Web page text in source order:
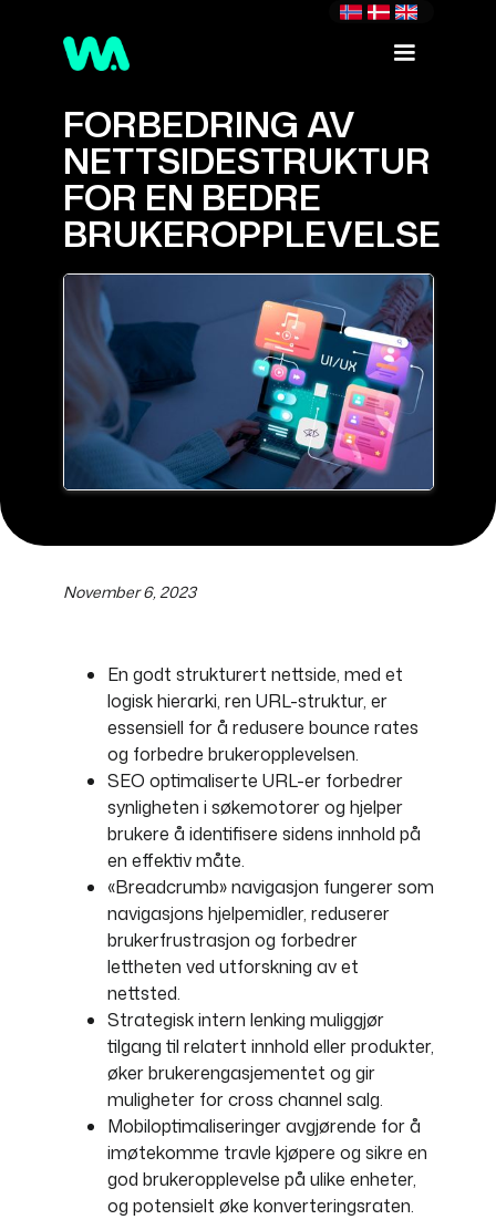
FORBEDRING AV
NETTSIDESTRUKTUR
FOR EN BEDRE
BRUKEROPPLEVELSE
November 6, 2023
En godt strukturert nettside, med et
logisk hierarki, ren URL-struktur, er
essensiell for å redusere bounce rates
og forbedre brukeropplevelsen.
SEO optimaliserte URL-er forbedrer
synligheten i søkemotorer og hjelper
brukere å identifisere sidens innhold på
en effektiv måte.
«Breadcrumb» navigasjon fungerer som
navigasjons hjelpemidler, reduserer
brukerfrustrasjon og forbedrer
lettheten ved utforskning av et
nettsted.
Strategisk intern lenking muliggjør
tilgang til relatert innhold eller produkter,
øker brukerengasjementet og gir
muligheter for cross channel salg.
Mobiloptimaliseringer avgjørende for å
imøtekomme travle kjøpere og sikre en
god brukeropplevelse på ulike enheter,
og potensielt øke konverteringsraten.